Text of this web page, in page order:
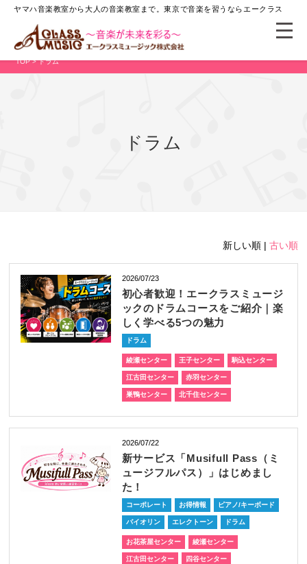
ヤマハ音楽教室から大人の音楽教室まで。東京で音楽を習うならエークラス
TOP> ドラム
ドラム
新しい順 | 古い順
2026/07/23
初心者歓迎！エークラスミュージ
ックのドラムコースをご紹介｜楽
しく学べる5つの魅力
ドラム
綾瀬センター 王子センター 駒込センター
江古田センター 赤羽センター
巣鴨センター 北千住センター
2026/07/22
新サービス「Musifull Pass（ミ
ュージフルパス）」はじめまし
た！
コーポレート お得情報 ピアノ/キーボード
バイオリン エレクトーン ドラム
お花茶屋センター 綾瀬センター
江古田センター 四谷センター